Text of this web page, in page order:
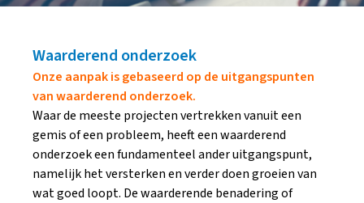
Waarderend onderzoek
Onze aanpak is gebaseerd op de uitgangspunten
van waarderend onderzoek.
Waar de meeste projecten vertrekken vanuit een
gemis of een probleem, heeft een waarderend
onderzoek een fundamenteel ander uitgangspunt,
namelijk het versterken en verder doen groeien van
wat goed loopt. De waarderende benadering of